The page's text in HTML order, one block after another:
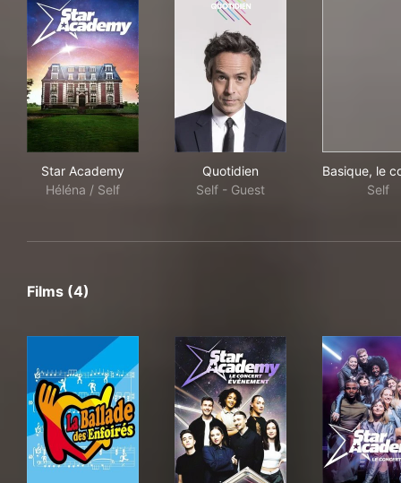
Star Academy
Héléna / Self
Quotidien
Self - Guest
Basique, le
Self
Films (4)